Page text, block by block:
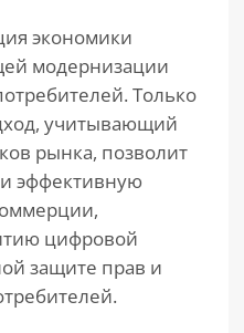
экономики
модернизации
Только
учитывающий
рынка, позволит
эффективную
цифровой
защите прав и